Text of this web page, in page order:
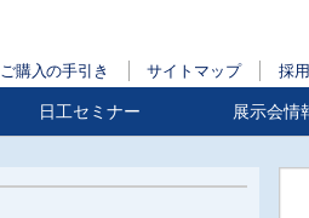
ご購入の手引き サイトマップ 採
日工セミナー 展示会情